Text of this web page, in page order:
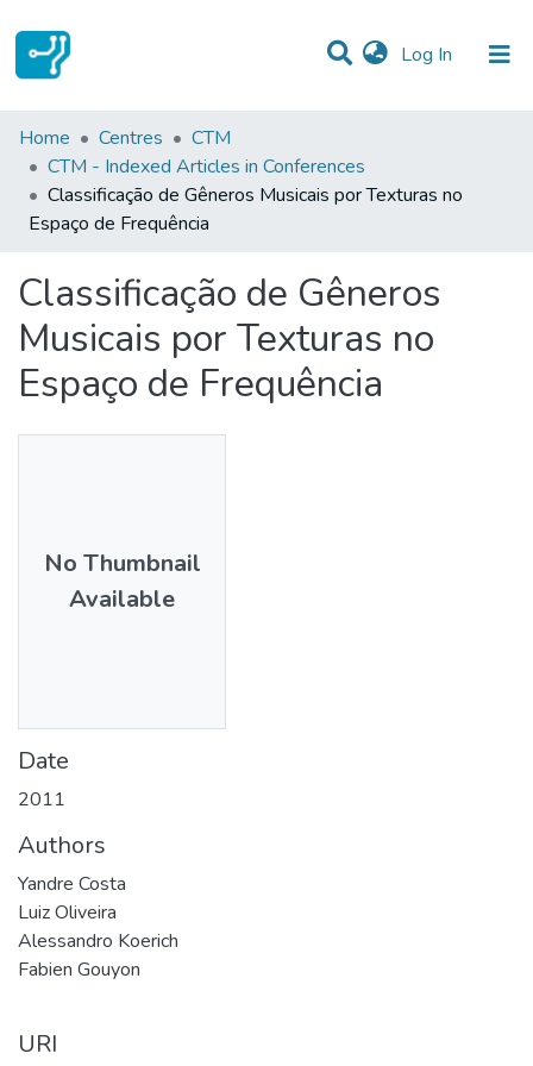
Log In (current)
Statistics
Communities & Collections
All of DSpace
Home Centres
CTM
CTM - Indexed Articles in Conferences
Classificação de Gêneros Musicais por Texturas no
Espaço de Frequência
Classificação de Gêneros
Musicais por Texturas no
Espaço de Frequência
No Thumbnail
Available
Date
2011
Authors
Yandre Costa
Luiz Oliveira
Alessandro Koerich
Fabien Gouyon
URI